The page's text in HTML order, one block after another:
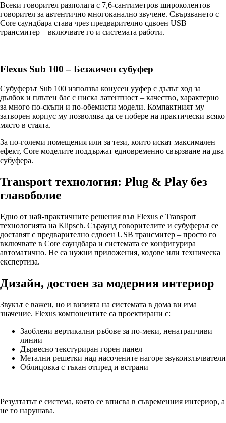
Всеки говорител разполага с 7,6-сантиметров широколентов
говорител за автентично многоканално звучене. Свързването с
Core саундбара става чрез предварително сдвоен USB
трансмитер – включвате го и системата работи.
Flexus Sub 100 – Безжичен субуфер
Субуферът Sub 100 използва конусен ууфер с дълъг ход за
дълбок и плътен бас с ниска латентност – качество, характерно
за много по-скъпи и по-обемисти модели. Компактният му
затворен корпус му позволява да се побере на практически всяко
място в стаята.
За по-големи помещения или за тези, които искат максимален
ефект, Core моделите поддържат едновременно свързване на два
субуфера.
Transport технология: Plug & Play без
главоболие
Едно от най-практичните решения във Flexus е Transport
технологията на Klipsch. Съраунд говорителите и субуферът се
доставят с предварително сдвоен USB трансмитер – просто го
включвате в Core саундбара и системата се конфигурира
автоматично. Не са нужни приложения, кодове или техническа
експертиза.
Дизайн, достоен за модерния интериор
Звукът е важен, но и визията на системата в дома ви има
значение. Flexus компонентите са проектирани с:
Заоблени вертикални ръбове за по-меки, ненатрапчиви
линии
Дървесно текстуриран горен панел
Метални решетки над насочените нагоре звукоизлъчватели
Облицовка с тъкан отпред и встрани
Резултатът е система, която се вписва в съвременния интериор, а
не го нарушава.